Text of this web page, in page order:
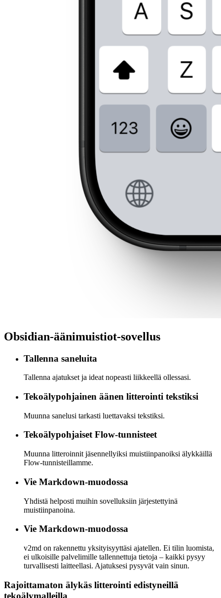
Obsidian-äänimuistiot-sovellus
Tallenna saneluita
Tallenna ajatukset ja ideat nopeasti liikkeellä ollessasi.
Tekoälypohjainen äänen litterointi tekstiksi
Muunna sanelusi tarkasti luettavaksi tekstiksi.
Tekoälypohjaiset Flow-tunnisteet
Muunna litteroinnit jäsennellyiksi muistiinpanoiksi älykkäillä
Flow-tunnisteillamme.
Vie Markdown-muodossa
Yhdistä helposti muihin sovelluksiin järjestettyinä
muistiinpanoina.
Vie Markdown-muodossa
v2md on rakennettu yksityisyyttäsi ajatellen. Ei tilin luomista,
ei ulkoisille palvelimille tallennettuja tietoja – kaikki pysyy
turvallisesti laitteellasi. Ajatuksesi pysyvät vain sinun.
Rajoittamaton älykäs litterointi edistyneillä
tekoälymalleilla